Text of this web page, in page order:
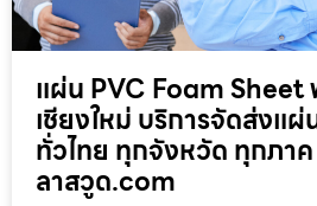
แผ่น PVC Foam Sheet
เชียงใหม่ บริการจัดส่งแ
ทั่วไทย ทุกจังหวัด ทุกภา
ลาสวูด.com